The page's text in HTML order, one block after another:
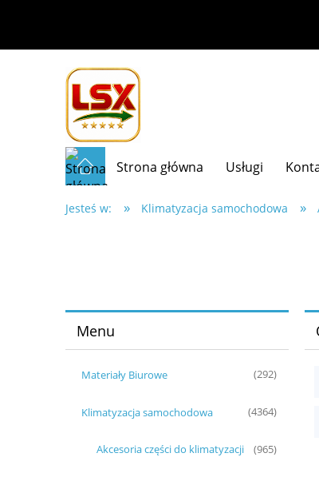
Strona główna Usługi
Jesteś w: » Klimatyzacja samochodowa »
Menu
Materiały Biurowe (292)
Klimatyzacja samochodowa (4364)
Akcesoria części do klimatyzacji (965)